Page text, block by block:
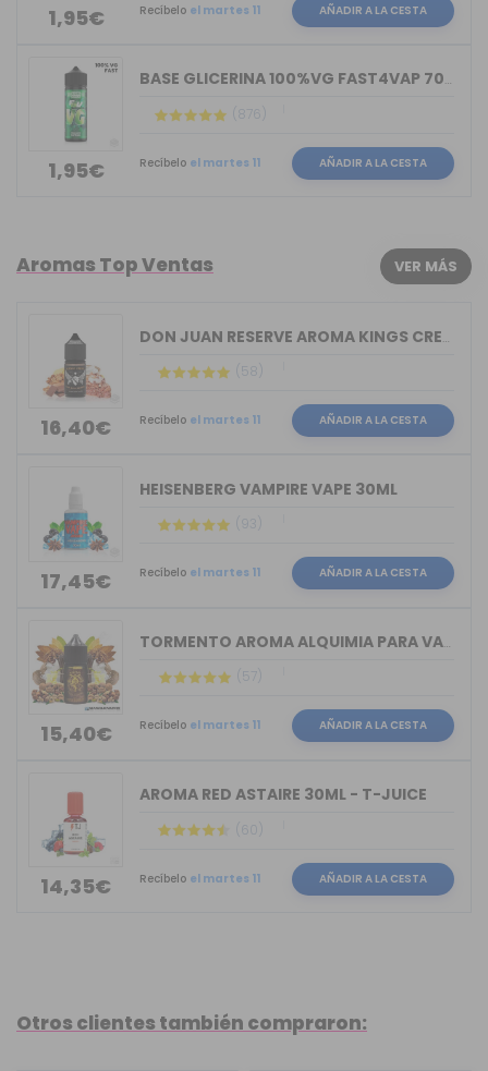
1,95€ Recíbelo el martes 11 AÑADIR A LA CESTA
1,95€
BASE GLICERINA 100%VG FAST4VAP 70ML O...
(876)
Recíbelo el martes 11 AÑADIR A LA CESTA
Aromas Top Ventas VER MÁS
16,40€
DON JUAN RESERVE AROMA KINGS CREST 30ML
(58)
Recíbelo el martes 11 AÑADIR A LA CESTA
17,45€
HEISENBERG VAMPIRE VAPE 30ML
(93)
Recíbelo el martes 11 AÑADIR A LA CESTA
15,40€
TORMENTO AROMA ALQUIMIA PARA VAPERS 30ML
(57)
Recíbelo el martes 11 AÑADIR A LA CESTA
14,35€
AROMA RED ASTAIRE 30ML - T-JUICE
(60)
Recíbelo el martes 11 AÑADIR A LA CESTA
Otros clientes también compraron: